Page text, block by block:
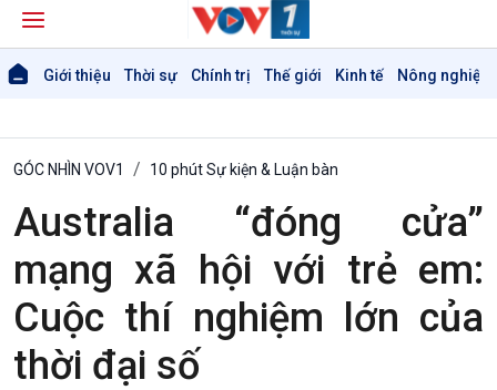
Giới thiệu Thời sự Chính trị Thế giới Kinh tế Nông nghiệp
Giới thiệu
Thời sự
Thời sự 6h
GÓC NHÌN VOV1 10 phút Sự kiện & Luận bàn
Australia “đóng cửa”
mạng xã hội với trẻ em:
Cuộc thí nghiệm lớn của
thời đại số